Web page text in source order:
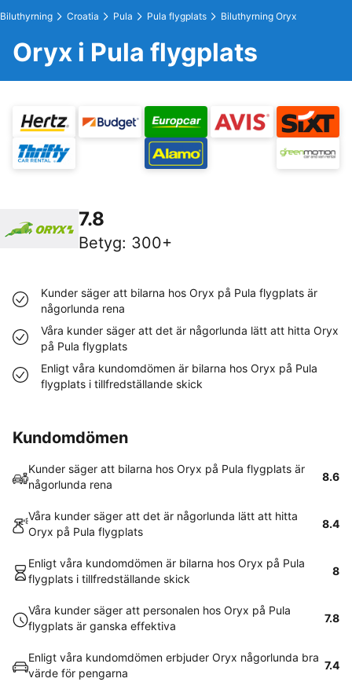
Biluthyrning Croatia Pula Pula flygplats Biluthyrning Oryx
Oryx i Pula flygplats
7.8
Betyg: 300+
Kunder säger att bilarna hos Oryx på Pula flygplats är
någorlunda rena
Våra kunder säger att det är någorlunda lätt att hitta Oryx
på Pula flygplats
Enligt våra kundomdömen är bilarna hos Oryx på Pula
flygplats i tillfredställande skick
Kundomdömen
Kunder säger att bilarna hos Oryx på Pula flygplats är
någorlunda rena
8.6
Våra kunder säger att det är någorlunda lätt att hitta
Oryx på Pula flygplats
8.4
Enligt våra kundomdömen är bilarna hos Oryx på Pula
flygplats i tillfredställande skick
8
Våra kunder säger att personalen hos Oryx på Pula
flygplats är ganska effektiva
7.8
Enligt våra kundomdömen erbjuder Oryx någorlunda bra
värde för pengarna
7.4